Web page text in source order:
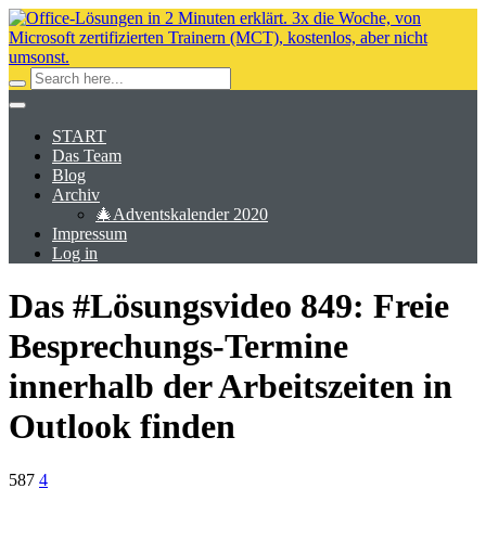
START
Das Team
Blog
Archiv
🎄Adventskalender 2020
Impressum
Log in
Das #Lösungsvideo 849: Freie
Besprechungs-Termine
innerhalb der Arbeitszeiten in
Outlook finden
587 4